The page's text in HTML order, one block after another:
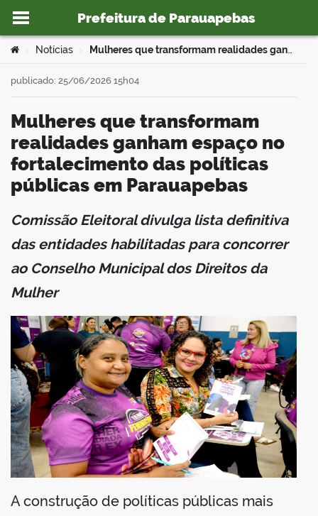
Ir para o conteúdo
Prefeitura de Parauapebas
portal
Você está aqui:
Notícias Mulheres que transformam realidades ganham espaço no fortalecimento das políticas públicas em Parauapebas
Mulheres que transformam
realidades ganham espaço no
fortalecimento das políticas
públicas em Parauapebas
publicado: 25/06/2026 15h04
Comissão Eleitoral divulga lista definitiva
das entidades habilitadas para concorrer
ao Conselho Municipal dos Direitos da
Mulher
A construção de políticas públicas mais